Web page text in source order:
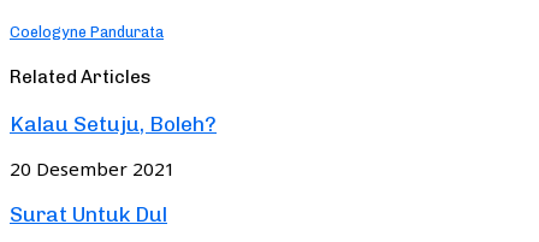
Coelogyne Pandurata
Related Articles
Kalau Setuju, Boleh?
20 Desember 2021
Surat Untuk Dul